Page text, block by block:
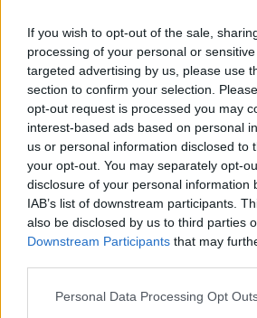
If you wish to opt-out of the sale,
processing of your personal or
targeted advertising by us, please use
section to confirm your selection.
opt-out request is processed you may
interest-based ads based on personal
us or personal information disclosed to
your opt-out. You may separately opt-
disclosure of your personal information
IAB’s list of downstream participants.
also be disclosed by us to third parties
Downstream Participants that may
Please note that this website/app uses
Personal Data Processing Opt
SZERVEZETED
PRÓBÁL
Figyelj a jelekre!
08. 06.
ORVOS
AZ APRÓ
SÖPÖRD A
Fontos!
08. 05.
EZÉRT PÁRÁSODIK BE